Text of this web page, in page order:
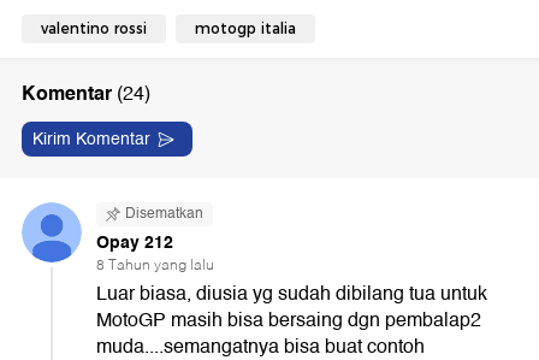
valentino rossi motogp italia